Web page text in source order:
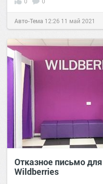
Авто-Тема 12:26 11 май 2021
Отказное письмо для
Wildberries